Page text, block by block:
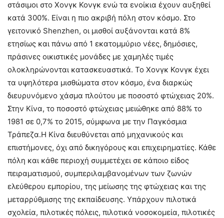
στάσιμοι στο Χονγκ Κονγκ ενώ τα ενοίκια έχουν αυξηθεί
κατά 300%. Είναι η πιο ακριβή πόλη στον κόσμο. Στο
γειτονικό Shenzhen, οι μισθοί αυξάνονται κατά 8%
ετησίως και πάνω από 1 εκατομμύριο νέες, δημόσιες,
πράσινες οικιστικές μονάδες με χαμηλές τιμές
ολοκληρώνονται κατασκευαστικά. Το Χονγκ Κονγκ έχει
τα υψηλότερα μισθώματα στον κόσμο, ένα διαρκώς
διευρυνόμενο χάσμα πλούτου με ποσοστό φτώχειας 20%.
Στην Κίνα, το ποσοστό φτώχειας μειώθηκε από 88% το
1981 σε 0,7% το 2015, σύμφωνα με την Παγκόσμια
Τράπεζα.Η Κίνα διευθύνεται από μηχανικούς και
επιστήμονες, όχι από δικηγόρους και επιχειρηματίες. Κάθε
πόλη και κάθε περιοχή συμμετέχει σε κάποιο είδος
πειραματισμού, συμπεριλαμβανομένων των ζωνών
ελεύθερου εμπορίου, της μείωσης της φτώχειας και της
μεταρρύθμισης της εκπαίδευσης. Υπάρχουν πιλοτικά
σχολεία, πιλοτικές πόλεις, πιλοτικά νοσοκομεία, πιλοτικές